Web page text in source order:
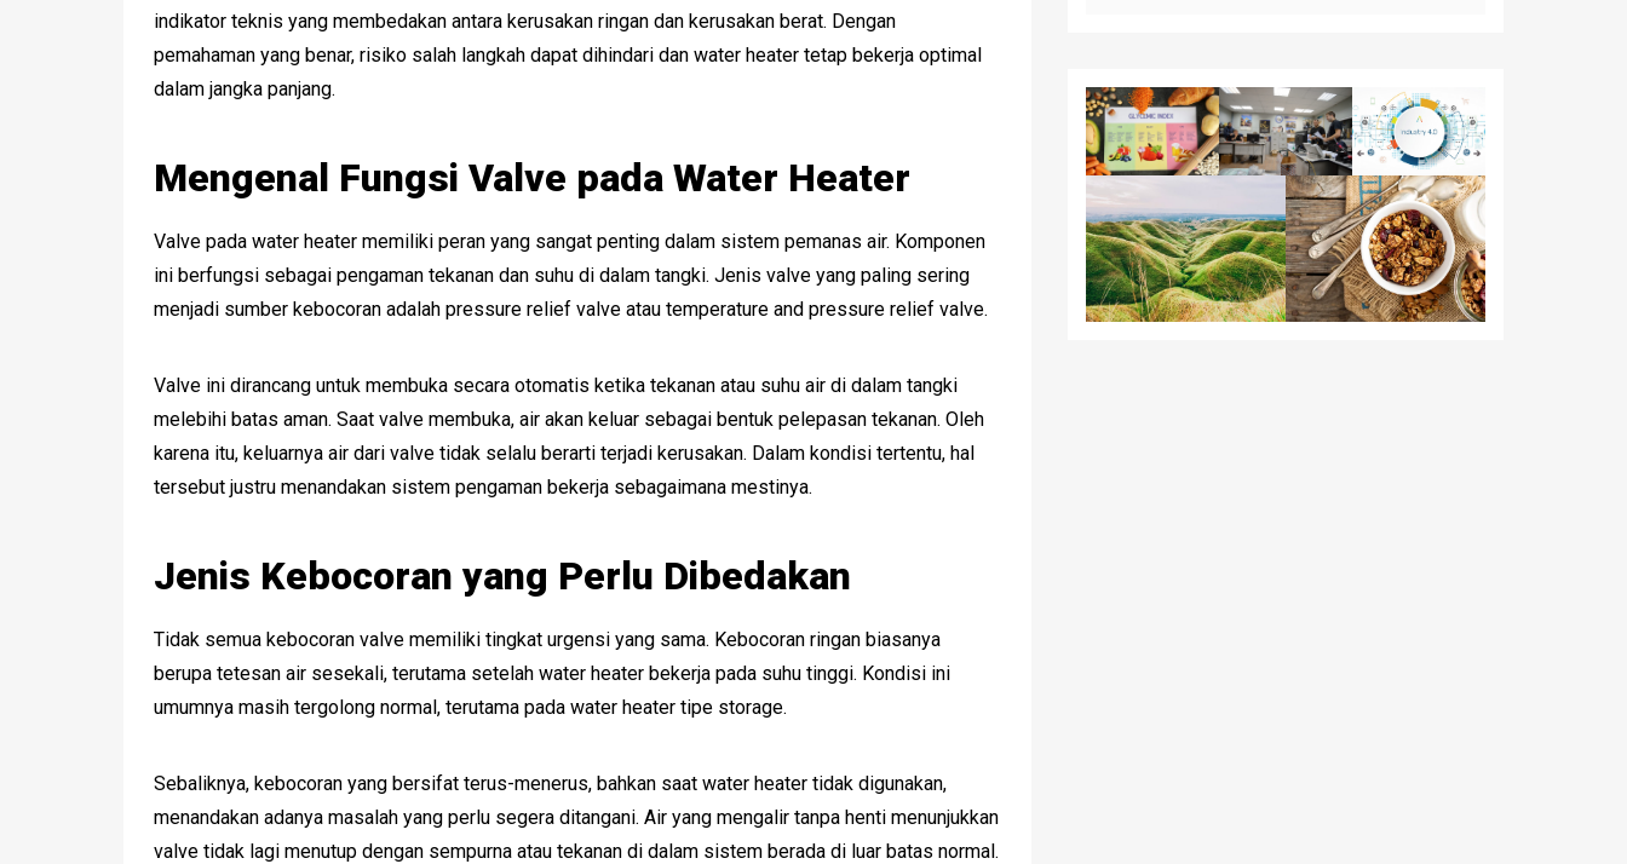
indikator teknis yang membedakan antara kerusakan ringan dan kerusakan berat. Dengan
pemahaman yang benar, risiko salah langkah dapat dihindari dan water heater tetap bekerja optimal
dalam jangka panjang.
Mengenal Fungsi Valve pada Water Heater
Valve pada water heater memiliki peran yang sangat penting dalam sistem pemanas air. Komponen
ini berfungsi sebagai pengaman tekanan dan suhu di dalam tangki. Jenis valve yang paling sering
menjadi sumber kebocoran adalah pressure relief valve atau temperature and pressure relief valve.
Valve ini dirancang untuk membuka secara otomatis ketika tekanan atau suhu air di dalam tangki
melebihi batas aman. Saat valve membuka, air akan keluar sebagai bentuk pelepasan tekanan. Oleh
karena itu, keluarnya air dari valve tidak selalu berarti terjadi kerusakan. Dalam kondisi tertentu, hal
tersebut justru menandakan sistem pengaman bekerja sebagaimana mestinya.
Jenis Kebocoran yang Perlu Dibedakan
Tidak semua kebocoran valve memiliki tingkat urgensi yang sama. Kebocoran ringan biasanya
berupa tetesan air sesekali, terutama setelah water heater bekerja pada suhu tinggi. Kondisi ini
umumnya masih tergolong normal, terutama pada water heater tipe storage.
Sebaliknya, kebocoran yang bersifat terus-menerus, bahkan saat water heater tidak digunakan,
menandakan adanya masalah yang perlu segera ditangani. Air yang mengalir tanpa henti menunjukkan
valve tidak lagi menutup dengan sempurna atau tekanan di dalam sistem berada di luar batas normal.